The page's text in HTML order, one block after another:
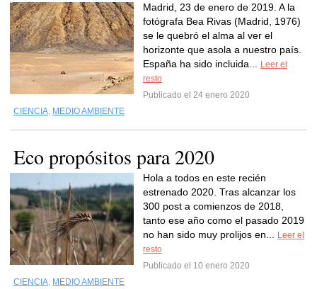
Madrid, 23 de enero de 2019. A la
fotógrafa Bea Rivas (Madrid, 1976)
se le quebró el alma al ver el
horizonte que asola a nuestro país.
España ha sido incluida...
Leer el
resto
Publicado el 24 enero 2020
CIENCIA, MEDIO AMBIENTE
Eco propósitos para 2020
Hola a todos en este recién
estrenado 2020. Tras alcanzar los
300 post a comienzos de 2018,
tanto ese año como el pasado 2019
no han sido muy prolijos en...
Leer el
resto
Publicado el 10 enero 2020
CIENCIA, MEDIO AMBIENTE